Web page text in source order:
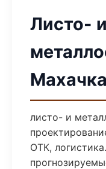
Листо- и
листо- и
ОТК,